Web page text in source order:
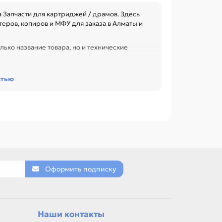
для картриджей / драмов. Здесь
копиров и МФУ для заказа в Алматы и
название товара, но и технические
сервисного центра или техники с
Оформить подписку
Наши контакты